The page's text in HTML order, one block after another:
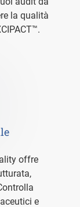
la qualità
e